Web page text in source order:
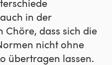
in der
Chöre, dass sich die
nicht ohne
übertragen lassen.